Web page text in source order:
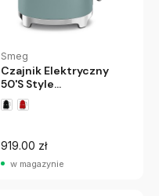
Smeg
Czajnik Elektryczny
50'S Style
Szmaragdowy Smeg
919.00 zł
w magazynie